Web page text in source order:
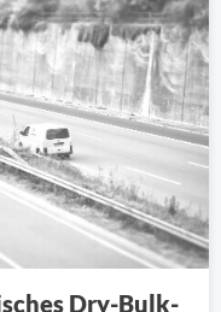
Dry-Bulk-